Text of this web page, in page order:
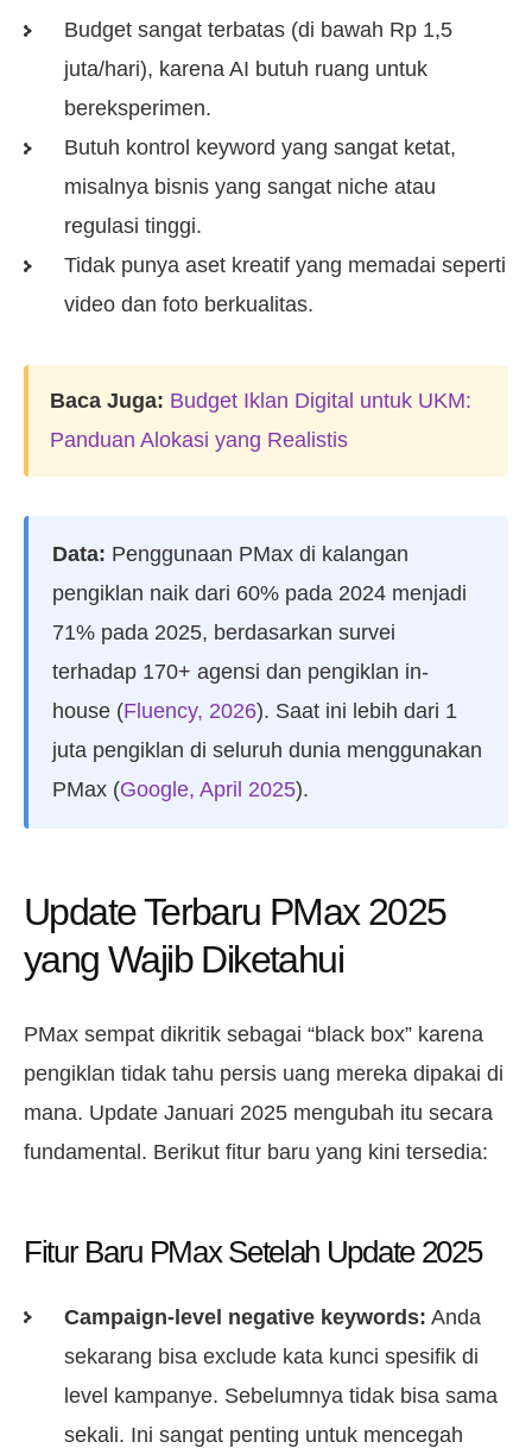
Budget sangat terbatas (di bawah Rp 1,5
juta/hari), karena AI butuh ruang untuk
bereksperimen.
Butuh kontrol keyword yang sangat ketat,
misalnya bisnis yang sangat niche atau
regulasi tinggi.
Tidak punya aset kreatif yang memadai seperti
video dan foto berkualitas.
Baca Juga: Budget Iklan Digital untuk UKM:
Panduan Alokasi yang Realistis
Data: Penggunaan PMax di kalangan
pengiklan naik dari 60% pada 2024 menjadi
71% pada 2025, berdasarkan survei
terhadap 170+ agensi dan pengiklan in-
house (Fluency, 2026). Saat ini lebih dari 1
juta pengiklan di seluruh dunia menggunakan
PMax (Google, April 2025).
Update Terbaru PMax 2025
yang Wajib Diketahui
PMax sempat dikritik sebagai “black box” karena
pengiklan tidak tahu persis uang mereka dipakai di
mana. Update Januari 2025 mengubah itu secara
fundamental. Berikut fitur baru yang kini tersedia:
Fitur Baru PMax Setelah Update 2025
Campaign-level negative keywords: Anda
sekarang bisa exclude kata kunci spesifik di
level kampanye. Sebelumnya tidak bisa sama
sekali. Ini sangat penting untuk mencegah